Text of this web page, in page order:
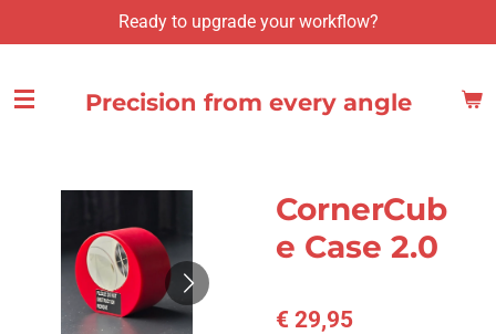
direct
de
Ready to upgrade your workflow?
Precision from every angle
CornerCub
e Case 2.0
€ 29,95